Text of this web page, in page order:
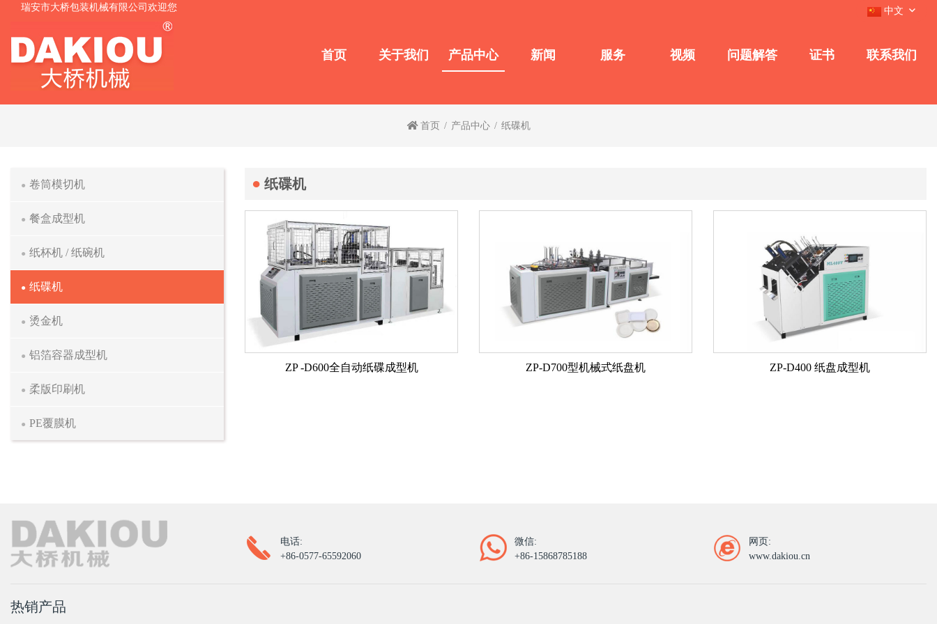
瑞安市大桥包装机械有限公司欢迎您 中文
首页 关于我们 产品中心 新闻 服务 视频 问题解答 证书 联系我们
首页 产品中心 纸碟机
卷筒模切机
餐盒成型机
纸杯机 / 纸碗机
纸碟机
烫金机
铝箔容器成型机
柔版印刷机
PE覆膜机
纸碟机
ZP -D600全自动纸碟成型机 ZP-D700型机械式纸盘机 ZP-D400 纸盘成型机
电话:
+86-0577-65592060
微信:
+86-15868785188
网页:
www.dakiou.cn
热销产品